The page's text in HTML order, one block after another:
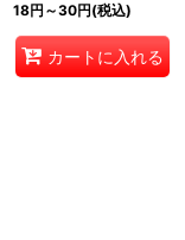
18円 ～30円(税込)
カートに入れる